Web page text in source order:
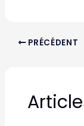
PRÉCÉDENT